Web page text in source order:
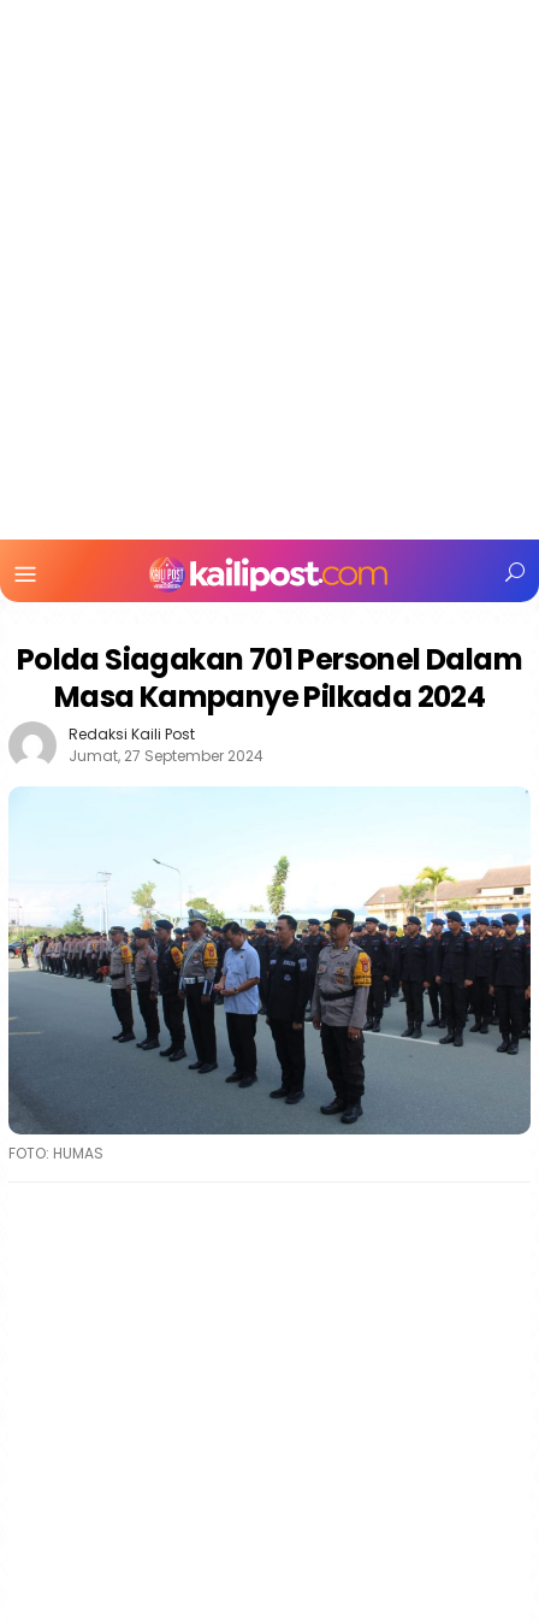
Mobile
Polda Siagakan 701 Personel Dalam
Masa Kampanye Pilkada 2024
Redaksi Kaili Post
Jumat, 27 September 2024
FOTO: HUMAS